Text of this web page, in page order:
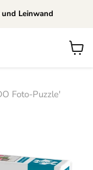
Leinwand
Foto-Puzzle'